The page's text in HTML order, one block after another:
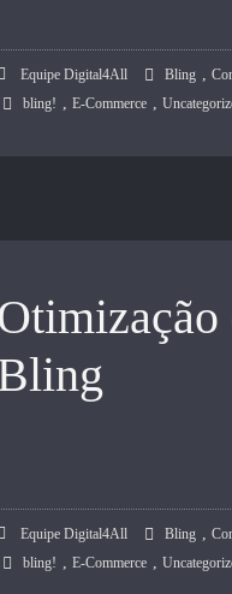
Equipe Digital4All Bling ,
bling! ,E-Commerce ,
Equipe Digital4All Bling ,
bling! ,E-Commerce ,